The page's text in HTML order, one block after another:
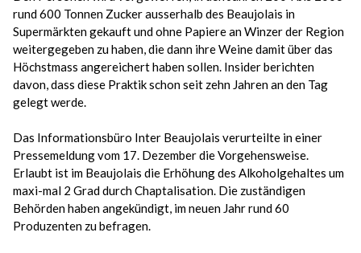
rund 600 Tonnen Zucker ausserhalb des Beaujolais in
Supermärkten gekauft und ohne Papiere an Winzer der Region
weitergegeben zu haben, die dann ihre Weine damit über das
Höchstmass angereichert haben sollen. Insider berichten
davon, dass diese Praktik schon seit zehn Jahren an den Tag
gelegt werde.
Das Informationsbüro Inter Beaujolais verurteilte in einer
Pressemeldung vom 17. Dezember die Vorgehensweise.
Erlaubt ist im Beaujolais die Erhöhung des Alkoholgehaltes um
maxi-mal 2 Grad durch Chaptalisation. Die zuständigen
Behörden haben angekündigt, im neuen Jahr rund 60
Produzenten zu befragen.